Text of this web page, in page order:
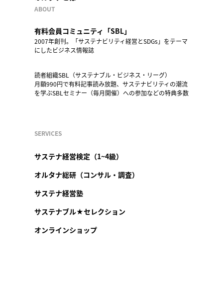
ABOUT
有料会員コミュニティ「SBL」
2007年創刊。「サステナビリティ経営とSDGs」をテーマ
にしたビジネス情報誌
読者組織SBL（サステナブル・ビジネス・リーグ）
月額990円で有料記事読み放題、サステナビリティの潮流
を学ぶSBLセミナー（毎月開催）への参加などの特典多数
SERVICES
サステナ経営検定（1~4級）
オルタナ総研（コンサル・調査）
サステナ経営塾
サステナブル★セレクション
オンラインショップ